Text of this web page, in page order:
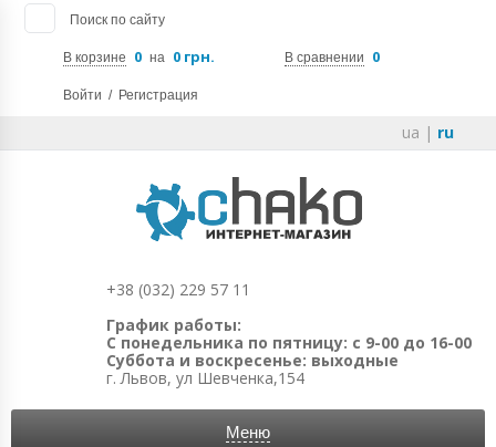
Поиск по сайту
В корзине 0 на 0 грн. В сравнении 0
Войти / Регистрация
ua | ru
+38 (032) 229 57 11
График работы:
С понедельника по пятницу: с 9-00 до 16-00
Суббота и воскресенье: выходные
г. Львов, ул Шевченка,154
Меню